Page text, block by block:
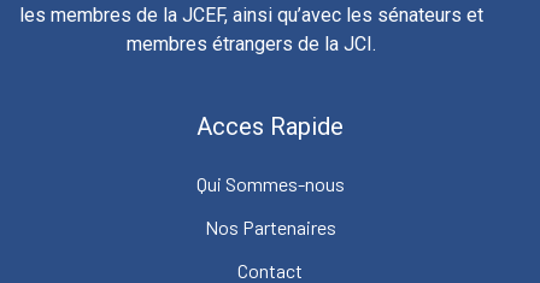
les membres de la JCEF, ainsi qu’avec les sénateurs et
membres étrangers de la JCI.
Acces Rapide
Qui Sommes-nous
Nos Partenaires
Contact